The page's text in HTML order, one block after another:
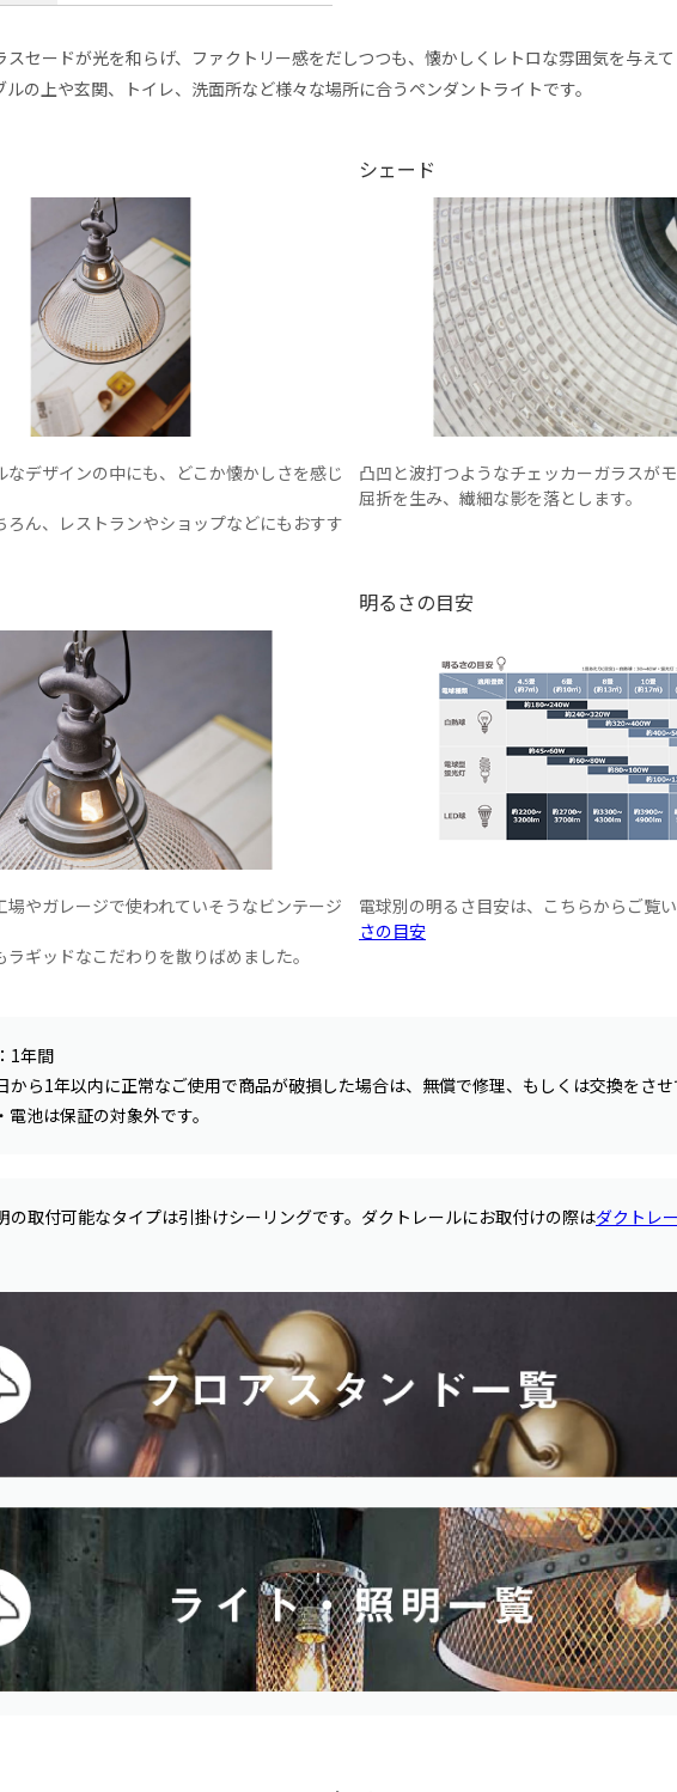
スセードが光を和らげ、ファクトリー感をだしつつも、懐かしくレトロな雰囲気を与えて
ルの上や玄関、トイレ、洗面所など様々な場所に合うペンダントライトです。
なデザインの中にも、どこか懐かしさを感じ
ろん、レストランやショップなどにもおすす
シェード
凸凹と波打つようなチェッカーガラスが
屈折を生み、繊細な影を落とします。
場やガレージで使われていそうなビンテージ
ギッドなこだわりを散りばめました。
明るさの目安
電球別の明るさ目安は、こちらからご覧
さの目安
1年間
から1年以内に正常なご使用で商品が破損した場合は、無償で修理、もしくは交換をさ
池は保証の対象外です。
の取付可能なタイプは引掛けシーリングです。ダクトレールにお取付けの際はダクトレ